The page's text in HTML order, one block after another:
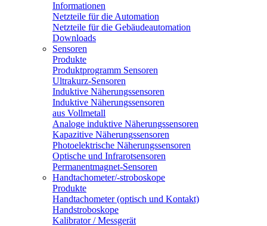
Informationen
Netzteile für die Automation
Netzteile für die Gebäudeautomation
Downloads
Sensoren
Produkte
Produktprogramm Sensoren
Ultrakurz-Sensoren
Induktive Näherungssensoren
Induktive Näherungssensoren
aus Vollmetall
Analoge induktive Näherungssensoren
Kapazitive Näherungssensoren
Photoelektrische Näherungssensoren
Optische und Infrarotsensoren
Permanentmagnet-Sensoren
Handtachometer/-stroboskope
Produkte
Handtachometer (optisch und Kontakt)
Handstroboskope
Kalibrator / Messgerät